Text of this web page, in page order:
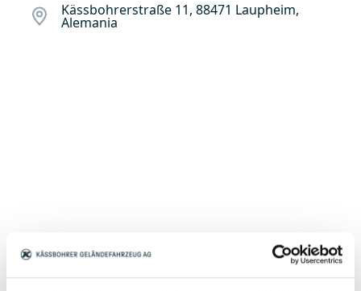
Kässbohrerstraße 11, 88471 Laupheim,
Alemania